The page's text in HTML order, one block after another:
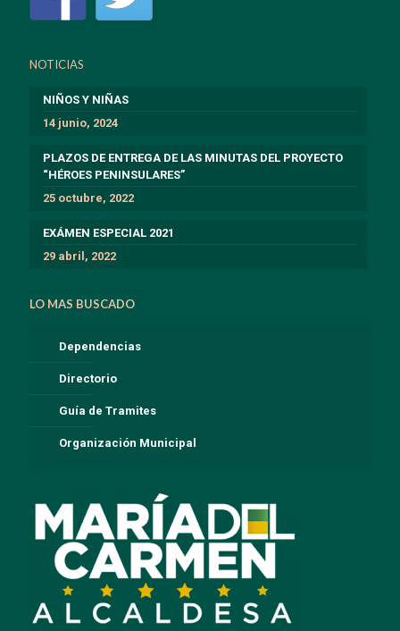
NOTICIAS
NIÑOS Y NIÑAS
14 junio, 2024
PLAZOS DE ENTREGA DE LAS MINUTAS DEL PROYECTO
“HÉROES PENINSULARES”
25 octubre, 2022
EXÁMEN ESPECIAL 2021
29 abril, 2022
LO MAS BUSCADO
Dependencias
Directorio
Guía de Tramites
Organización Municipal